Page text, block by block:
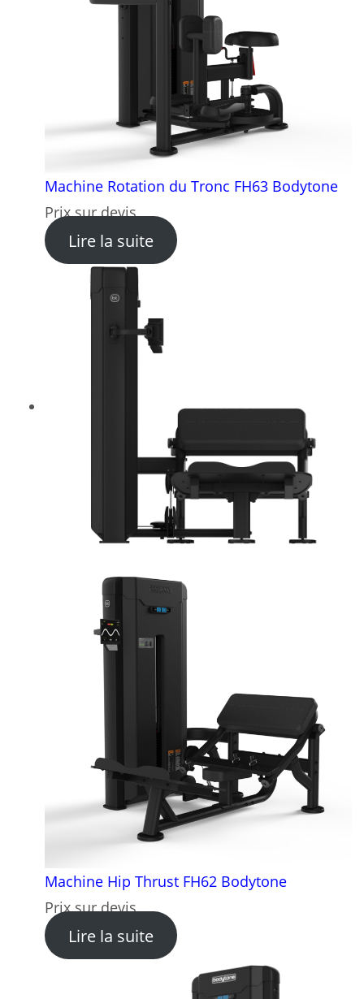
Machine Rotation du Tronc FH63 Bodytone
Prix sur devis
Lire la suite: Machine Rotation du
Machine Hip Thrust FH62 Bodytone
Prix sur devis
Lire la suite: Machine Hip Thrust FH62